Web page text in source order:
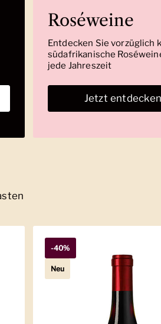
Roséweine
Entdecken Sie vorzüglich
südafrikanische
jede Jahreszeit
Jetzt
-40%
Neu